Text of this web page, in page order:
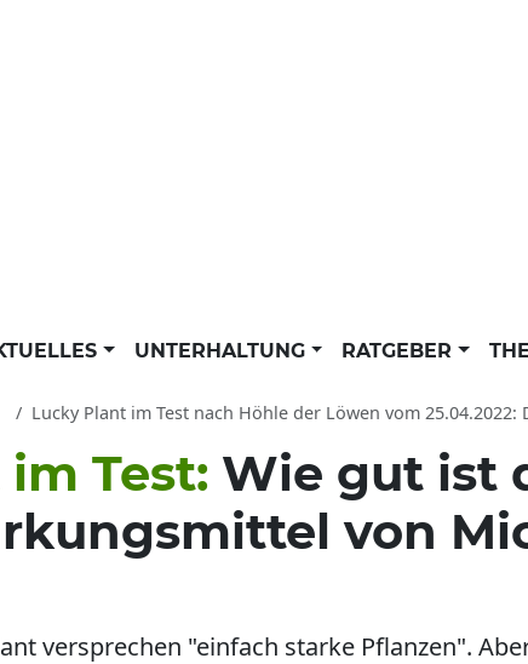
UNTERHALTUNG RATGEBER
Lucky Plant im Test nach Höhle der Löwen vom 25.04.2022:
Test: Wie gut ist
von
versprechen "einfach starke Pflanzen".